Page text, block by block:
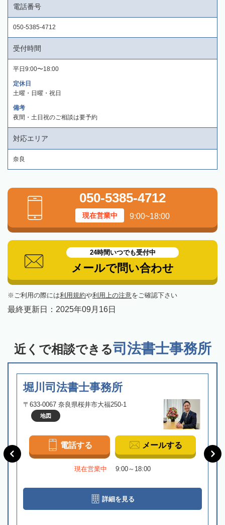
電話番号
050-5385-4712
受付時間
平日9:00〜18:00
定休日
土曜・日曜・祝日
備考
夜間・土日祝のご相談は要予約
対応エリア
奈良
050-5385-4712
現在営業中 9:00~18:00
24時間いつでも受付中
メールで問い合わせ
ご利用の際には利用規約や利用上の注意をご確認下さい
最終更新日： 2025年09月16日
近くで相談できる司法書士事務所
堀川司法書士事務所
〒633-0067 奈良県桜井市大福250-1
地図
電話する メールする
現在営業中 9:00～18:00
詳細を見る